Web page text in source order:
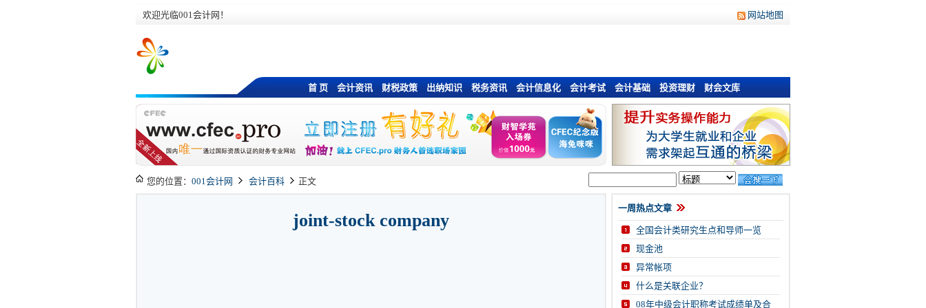
欢迎光临001会计网！ 网站地图
首 页 会计资讯 财税政策 出纳知识 税务资讯 会计信息化 会计考试 会计基础 投资理财 财会文库
您的位置： 001会计网 会计百科 正文
joint-stock company
一周热点文章
全国会计类研究生点和导师一览
现金池
异常帐项
什么是关联企业？
08年中级会计职称考试成绩单及合